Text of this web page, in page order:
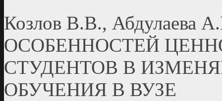
Козлов В.В.,
ОСОБЕННОСТЕЙ
СТУДЕНТОВ В
ОБУЧЕНИЯ В ВУЗЕ